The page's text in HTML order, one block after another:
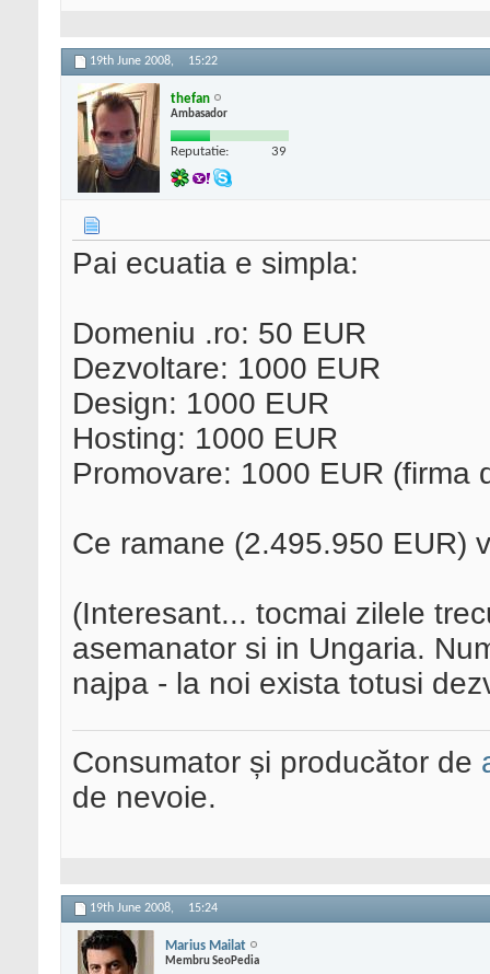
19th June 2008, 15:22
thefan
Ambasador
Reputatie: 39
Pai ecuatia e simpla:
Domeniu .ro: 50 EUR
Dezvoltare: 1000 EUR
Design: 1000 EUR
Hosting: 1000 EUR
Promovare: 1000 EUR (firma
Ce ramane (2.495.950 EUR)
(Interesant... tocmai zilele
asemanator si in Ungaria.
najpa - la noi exista totusi
Consumator și producător de
de nevoie.
19th June 2008, 15:24
Marius Mailat
Membru SeoPedia